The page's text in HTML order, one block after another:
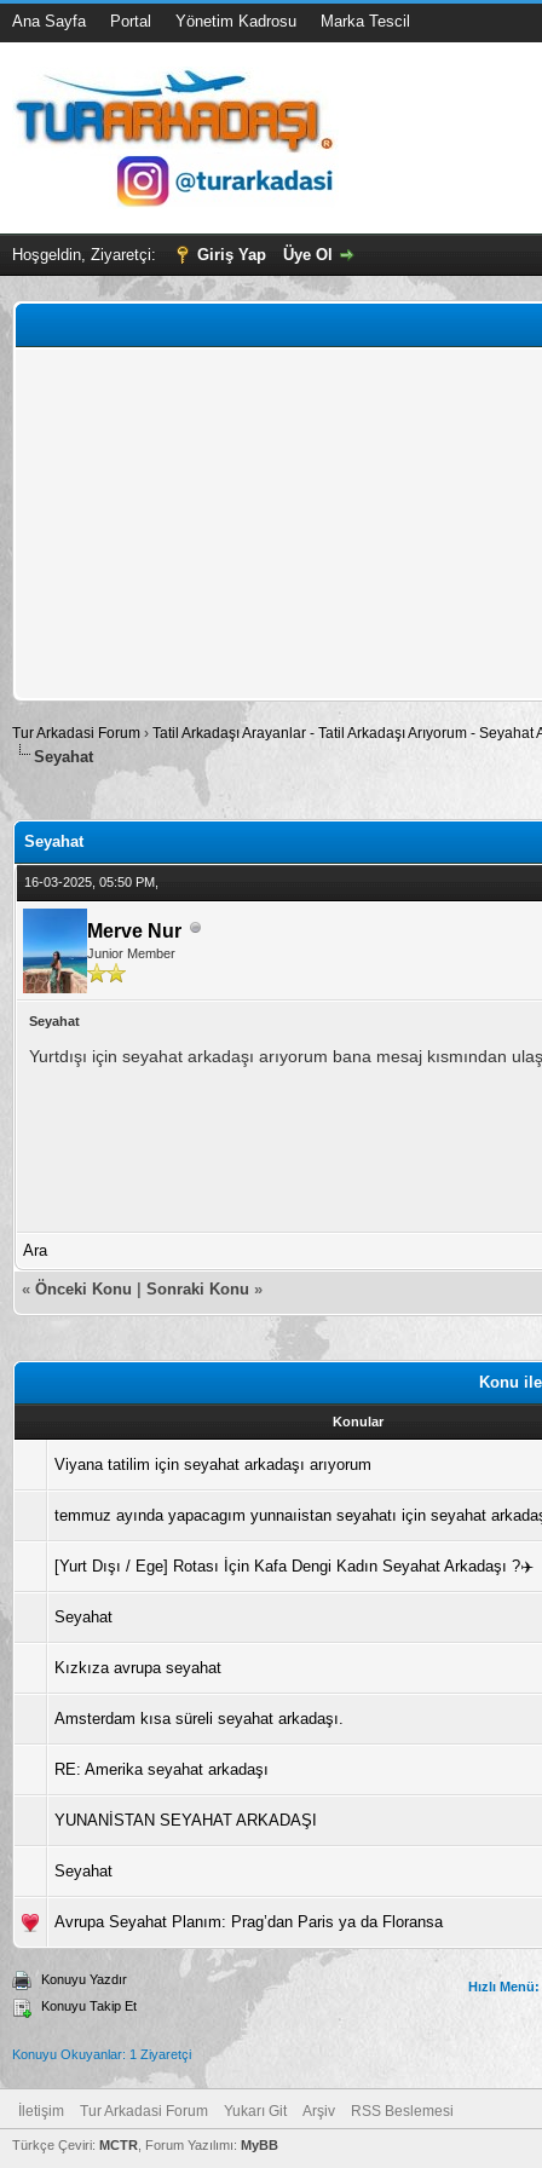
Ana Sayfa Portal Yönetim Kadrosu Marka Tescil
Hoşgeldin, Ziyaretçi: Giriş Yap Üye Ol
Tur Arkadasi Forum › Tatil Arkadaşı Arayanlar - Tatil Arkadaşı Arıyorum -
Seyahat
0
Seyahat
16-03-2025, 05:50 PM,
Merve Nur
Junior Member
Seyahat
Yurtdışı için seyahat arkadaşı arıyorum bana mesaj kısmından
Ara
« Önceki Konu Sonraki Konu »
Konu
Konular
Viyana tatilim için seyahat arkadaşı arıyorum
temmuz ayında yapacagım yunnaıistan seyahatı için seyahat
[Yurt Dışı / Ege] Rotası İçin Kafa Dengi Kadın Seyahat Arkadaşı ?✈️
Seyahat
Kızkıza avrupa seyahat
Amsterdam kısa süreli seyahat arkadaşı.
RE: Amerika seyahat arkadaşı
YUNANİSTAN SEYAHAT ARKADAŞI
Seyahat
Avrupa Seyahat Planım: Prag’dan Paris ya da Floransa
Konuyu Yazdır
Konuyu Takip Et
Hızlı Menü:
Konuyu Okuyanlar: 1 Ziyaretçi
İletişim Tur Arkadasi Forum Yukarı Git Arşiv RSS Beslemesi
Türkçe Çeviri: MCTR , Forum Yazılımı: MyBB